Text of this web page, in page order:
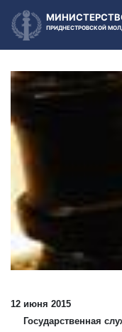
ПРИДНЕСТРОВСКОЙ
12 июня 2015
Государственная